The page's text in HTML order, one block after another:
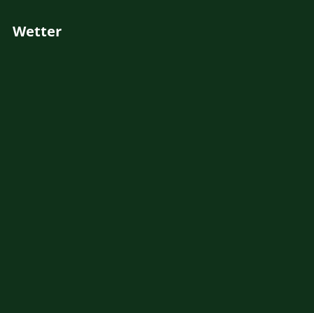
Wetter